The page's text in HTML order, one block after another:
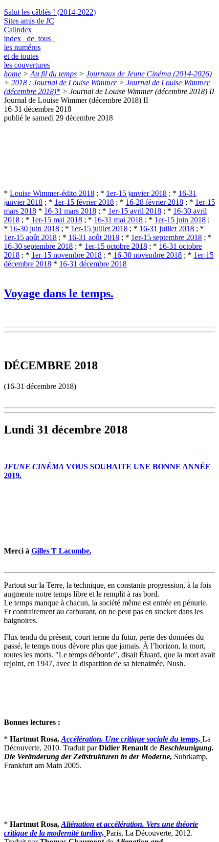
Salut les câblés ! (2014-2022)
Sites amis de JC
Calindex
index de tous
les numéros
et de toutes
les couvertures
home > Au fil du temps > Journaux de Jeune Cinéma (2014-2026)
> 2018 : Journal de Louise Wimmer> Journal de Louise Wimmer
(décembre 2018)* > Journal de Louise Wimmer (décembre 2018) II
Journal de Louise Wimmer (décembre 2018) II
16-31 décembre 2018
publié le samedi 29 décembre 2018
* Louise Wimmer-édito 2018 ; * 1er-15 janvier 2018 ; * 16-31
janvier 2018 ; * 1er-15 février 2018 ; * 16-28 février 2018 ; * 1er-15
mars 2018 * 16-31 mars 2018 ; * 1er-15 avril 2018 ; * 16-30 avril
2018 ; * 1er-15 mai 2018 ; * 16-31 mai 2018 ; * 1er-15 juin 2018 ;
* 16-30 juin 2018 ; * 1er-15 juillet 2018 ; * 16-31 juillet 2018 ; *
1er-15 août 2018 ; * 16-31 août 2018 ; * 1er-15 septembre 2018 ; *
16-30 septembre 2018 ; * 1er-15 octobre 2018 ; * 16-31 octobre
2018 ; * 1er-15 novembre 2018 ; * 16-30 novembre 2018 ; * 1er-15
décembre 2018 * 16-31 décembre 2018
Voyage dans le temps.
DÉCEMBRE 2018
(16-31 décembre 2018)
Lundi 31 décembre 2018
JEUNE CINÉMA VOUS SOUHAITE UNE BONNE ANNÉE
2019.
Merci à Gilles T Lacombe.
Partout sur la Terre, la technique, en constante progression, à la fois
augmente notre temps libre et le remplit à ras bord.
Le temps manque à chacun, la société même est entrée en pénurie.
Et contrairement au carburant, on ne peut pas en stocker dans les
baignoires.
Flux tendu du présent, court terme du futur, perte des données du
passé, le temps nous dévore plus que jamais. À l’horizon, la mort,
toutes les morts. "Le temps déborde", disait Éluard, que la mort avait
rejoint, en 1947, avec la disparition de sa bienaimée, Nush.
Bonnes lectures :
* Hartmut Rosa, Accélération. Une critique sociale du temps, La
Découverte, 2010. Traduit parDidier Renaultde Beschleunigung.
Die Veränderung der Zeitstrukturen in der Moderne, Suhrkamp,
Frankfurt am Main 2005.
* Hartmut Rosa, Aliénation et accélération. Vers une théorie
critique de la modernité tardive, Paris, La Découverte, 2012.